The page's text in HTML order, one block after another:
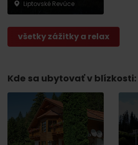
Liptovské Revúce
všetky zážitky a relax
Kde sa ubytovať v blízkosti: